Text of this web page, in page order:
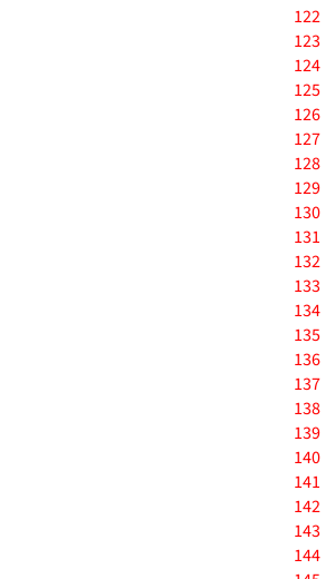
122
123
124
125
126
127
128
129
130
131
132
133
134
135
136
137
138
139
140
141
142
143
144